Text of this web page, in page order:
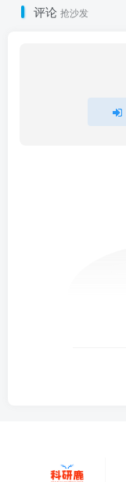
评论 抢沙发